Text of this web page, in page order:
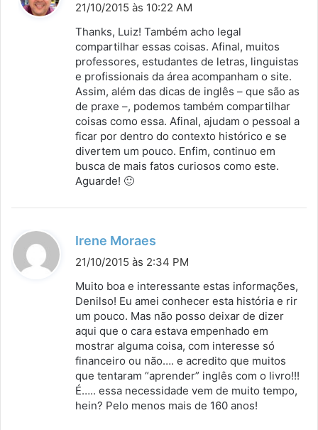
s
e
:
21/10/2015 às 10:22 AM
Thanks, Luiz! Também acho legal
compartilhar essas coisas. Afinal, muitos
professores, estudantes de letras, linguistas
e profissionais da área acompanham o site.
Assim, além das dicas de inglês – que são as
de praxe –, podemos também compartilhar
coisas como essa. Afinal, ajudam o pessoal a
ficar por dentro do contexto histórico e se
divertem um pouco. Enfim, continuo em
busca de mais fatos curiosos como este.
Aguarde! 🙂
Irene Moraes
i
s
e
:
21/10/2015 às 2:34 PM
Muito boa e interessante estas informações,
Denilso! Eu amei conhecer esta história e rir
um pouco. Mas não posso deixar de dizer
aqui que o cara estava empenhado em
mostrar alguma coisa, com interesse só
financeiro ou não…. e acredito que muitos
que tentaram “aprender” inglês com o livro!!!
É….. essa necessidade vem de muito tempo,
hein? Pelo menos mais de 160 anos!